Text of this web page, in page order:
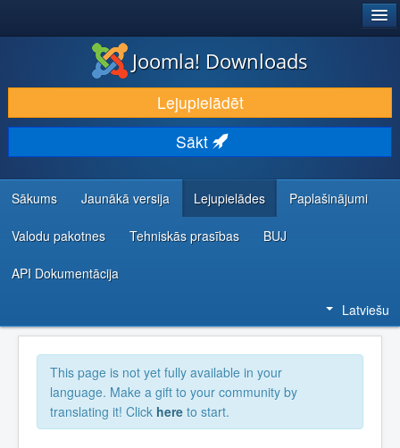
LEJUPIELĀDĒT UN PAPLAŠINĀT
ATKLĀJ UN IEMĀCIES
KOPIENA UN ATBALSTS
IZSTRĀDĀTĀJU RESURSI
Joomla! Downloads
Lejupielādēt
Sākt
Sākums Jaunākā versija Lejupielādes Paplašinājumi
Valodu pakotnes Tehniskās prasības BUJ
API Dokumentācija
Latviešu
This page is not yet fully available in your
language. Make a gift to your community by
translating it! Click here to start.